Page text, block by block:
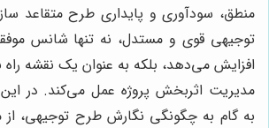
منطق، سودآوری و پایداری طرح متقاعد
توجیهی قوی و مستدل، نه تنها شانس
افزایش می‌دهد، بلکه به عنوان یک نقشه
مدیریت اثربخش پروژه عمل می‌کند. در این
به گام به چگونگی نگارش طرح توجیهی، از